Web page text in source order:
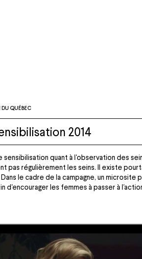
QUÉBEC
2014
sensibilisation quant à l'observation des
pas régulièrement les seins. Il existe
Dans le cadre de la campagne, un
d'encourager les femmes à passer à